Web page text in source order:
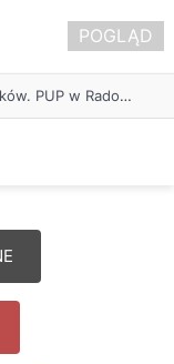
Około 90 tys. zł na szkolenia pracowników. PUP w Radomsku ogłasza nabór wniosków
POGLĄD